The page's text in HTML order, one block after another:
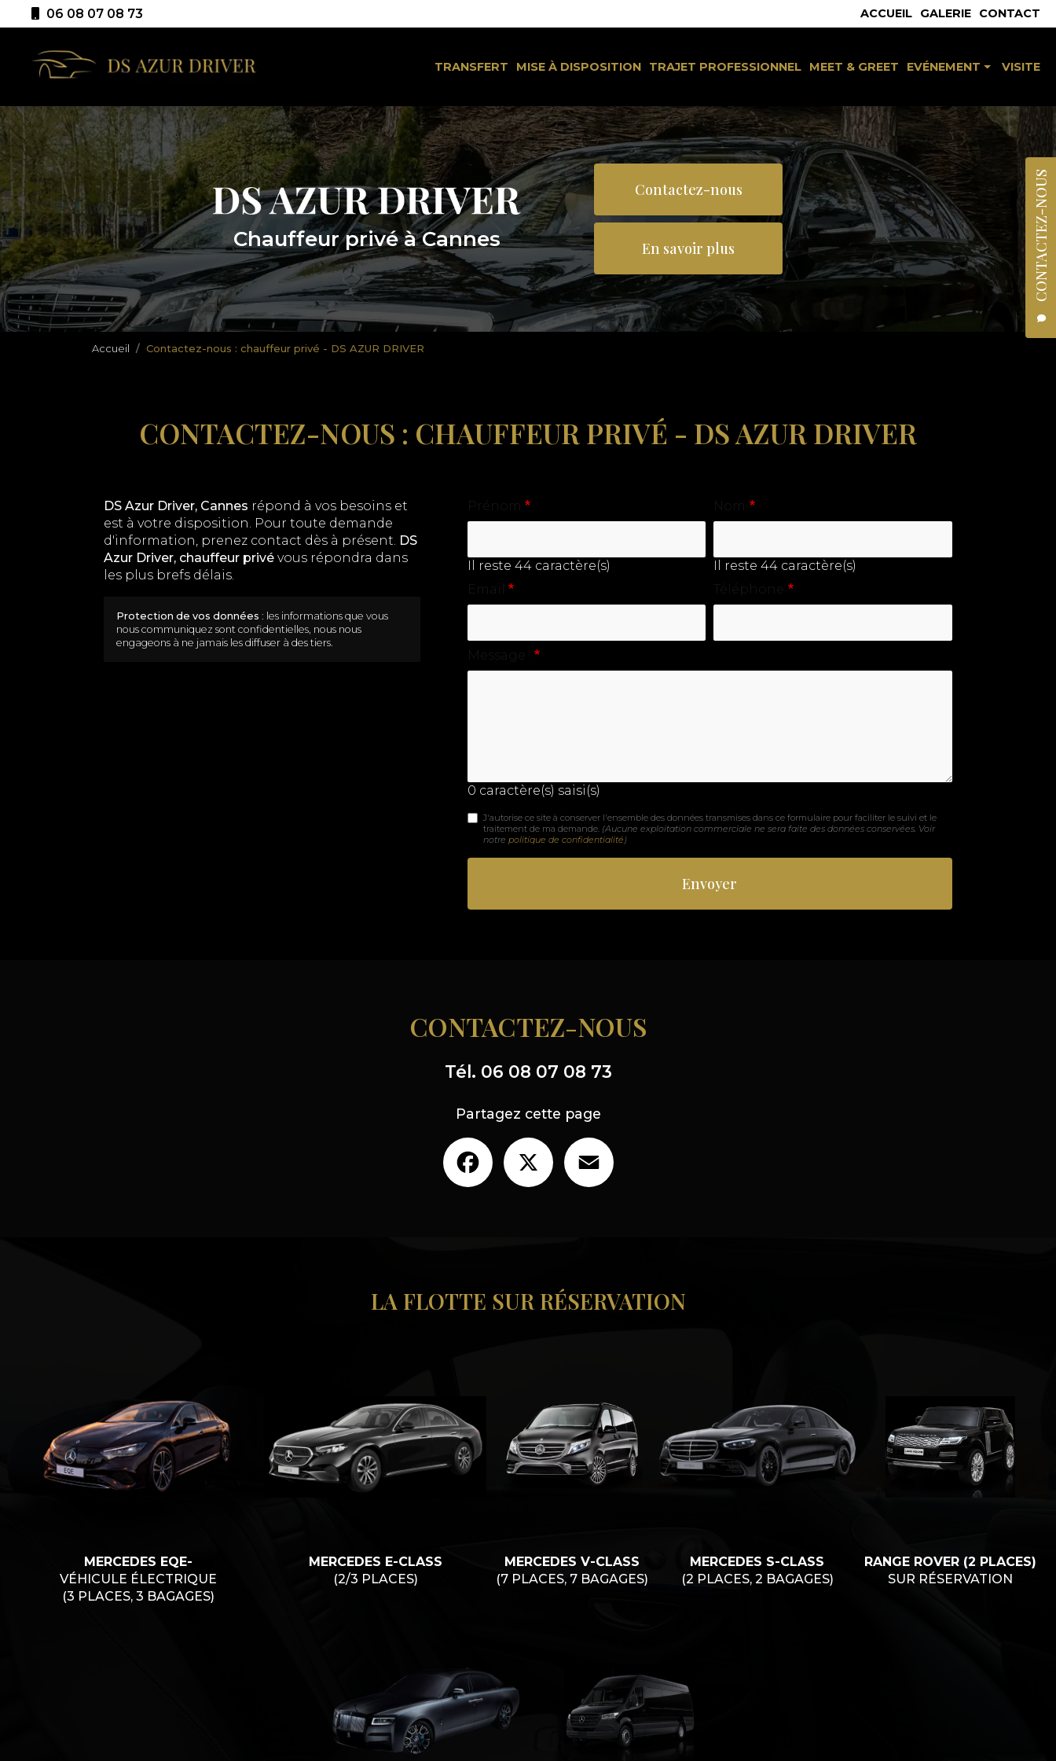
au
principal
06 08 07 08 73
CONTACTEZ-NOUS
ACCUEIL GALERIE CONTACT
TRANSFERT MISE À DISPOSITION TRAJET PROFESSIONNEL MEET & GREET EVÉNEMENT
Séminaire & congrès
Mariage / baptême
Réception / célébration
VISITE
Chauffeur privé à Cannes
Contactez-nous
En savoir plus
Accueil Contactez-nous : chauffeur privé - DS AZUR DRIVER
CONTACTEZ-NOUS : CHAUFFEUR PRIVÉ - DS AZUR DRIVER
DS Azur Driver, Cannes répond à vos besoins et
est à votre disposition. Pour toute demande
d'information, prenez contact dès à présent. DS
Azur Driver, chauffeur privé vous répondra dans
les plus brefs délais.
Protection de vos données : les informations que vous
nous communiquez sont confidentielles, nous nous
engageons à ne jamais les diffuser à des tiers.
Prénom
Il reste 44caractère(s)
Nom
Il reste44 caractère(s)
Email
Téléphone
Message :
0 caractère(s) saisi(s)
J'autorise ce site à conserver l'ensemble des données transmises dans ce formulaire pour faciliter le suivi et le
traitement de ma demande. (Aucune exploitation commerciale ne sera faite des données conservées. Voir
notrepolitique de confidentialité)
CONTACTEZ-NOUS
Tél. 06 08 07 08 73
Partagez cette page
Facebook
LA FLOTTE SUR RÉSERVATION
MERCEDES EQE-
VÉHICULE ÉLECTRIQUE
(3 PLACES, 3 BAGAGES)
MERCEDES E-CLASS
(2/3 PLACES)
MERCEDES V-CLASS
(7 PLACES, 7 BAGAGES)
MERCEDES S-CLASS
(2 PLACES, 2 BAGAGES)
RANGE ROVER (2 PLACES)
SUR RÉSERVATION